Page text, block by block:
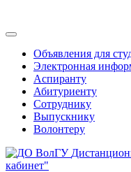
Объявления для
Электронная
Аспиранту
Абитуриенту
Сотруднику
Выпускнику
Волонтеру
кабинет"